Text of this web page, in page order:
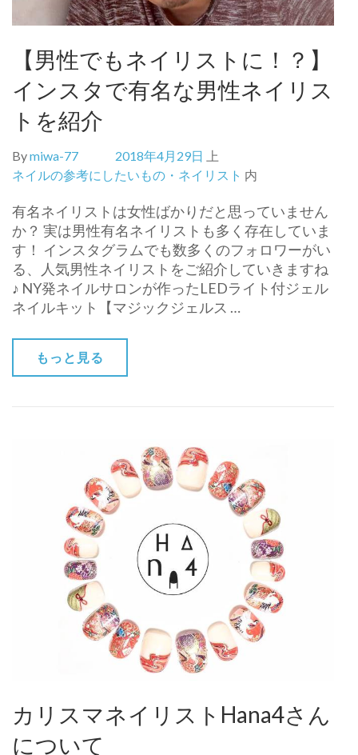
【男性でもネイリストに！？】
インスタで有名な男性ネイリス
トを紹介
Bymiwa-77 2018年4月29日
上
ネイルの参考にしたいもの・ネイリスト 内
有名ネイリストは女性ばかりだと思っていません
か？ 実は男性有名ネイリストも多く存在していま
す！ インスタグラムでも数多くのフォロワーがい
る、人気男性ネイリストをご紹介していきますね
♪ NY発ネイルサロンが作ったLEDライト付ジェル
ネイルキット【マジックジェルス …
もっと見る
カリスマネイリストHana4さん
について